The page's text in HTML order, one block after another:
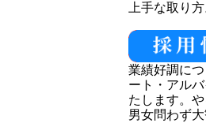
上手な取り方
業績好調に
ート・アル
たします。
男女問わず